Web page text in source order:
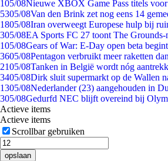
105/08Nieuwe XBOX Game Pass titels voor
5305/08Van den Brink zet nog eens 14
1805/08Iran overweegt Europese hulp bij
305/08EA Sports FC 27 toont The Grounds-
105/08Gears of War: E-Day open beta
3605/08Pentagon verbruikt meer raketten
2105/08Tanken in België wordt nóg
3405/08Dirk sluit supermarkt op de Wallen
1305/08Nederlander (23) aangehouden in
305/08Gedurfd NEC blijft overeind bij
Actieve items
Actieve items
Scrollbar gebruiken
opslaan